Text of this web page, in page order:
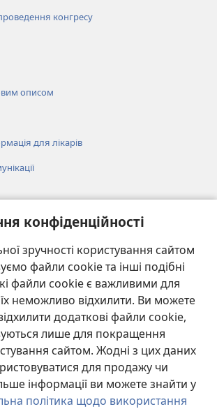
конфіденційності
зручності користування сайтом
файли cookie та інші подібні
файли cookie є важливими для
їх неможливо відхилити. Ви можете
додаткові файли cookie,
лише для покращення
сайтом. Жодні з цих даних
для продажу чи
інформації ви можете знайти у
політика щодо використання
конгресу
описом
для лікарів
Товариства «Вартова башта»™